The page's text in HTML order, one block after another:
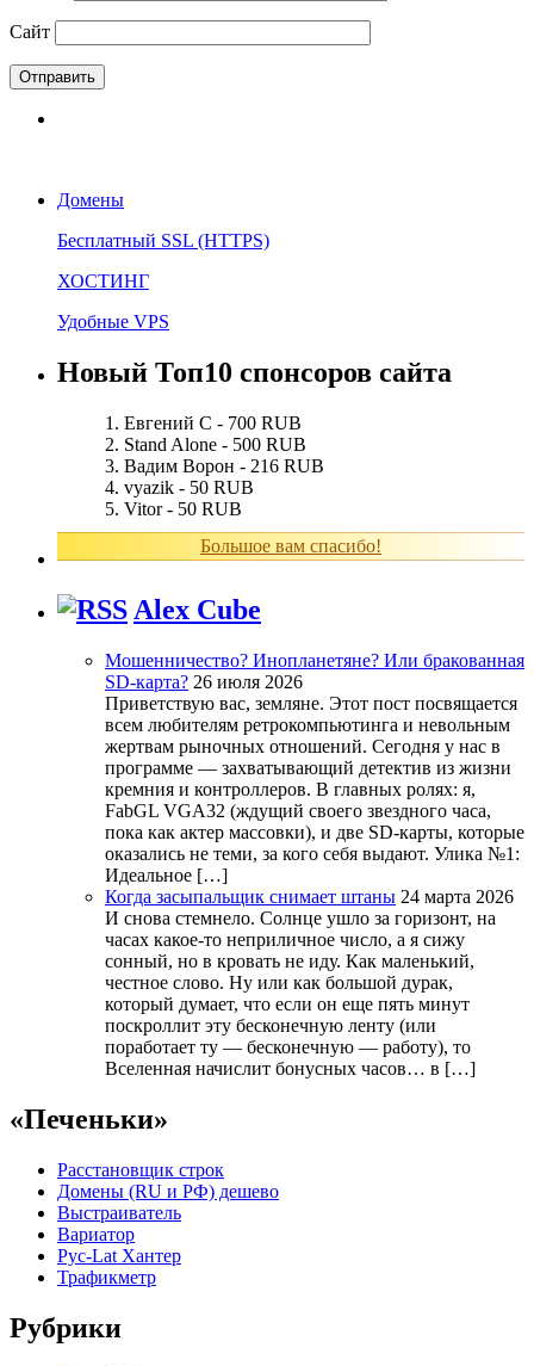
Сайт
Домены
Бесплатный SSL (HTTPS)
ХОСТИНГ
Удобные VPS
Новый Топ10 спонсоров сайта
Евгений С - 700 RUB
Stand Alone - 500 RUB
Вадим Ворон - 216 RUB
vyazik - 50 RUB
Vitor - 50 RUB
Большое вам спасибо!
Alex Cube
Мошенничество? Инопланетяне? Или бракованная
SD-карта? 26 июля 2026
Приветствую вас, земляне. Этот пост посвящается
всем любителям ретрокомпьютинга и невольным
жертвам рыночных отношений. Сегодня у нас в
программе — захватывающий детектив из жизни
кремния и контроллеров. В главных ролях: я,
FabGL VGA32 (ждущий своего звездного часа,
пока как актер массовки), и две SD-карты, которые
оказались не теми, за кого себя выдают. Улика №1:
Идеальное […]
Когда засыпальщик снимает штаны 24 марта 2026
И снова стемнело. Солнце ушло за горизонт, на
часах какое-то неприличное число, а я сижу
сонный, но в кровать не иду. Как маленький,
честное слово. Ну или как большой дурак,
который думает, что если он еще пять минут
поскроллит эту бесконечную ленту (или
поработает ту — бесконечную — работу), то
Вселенная начислит бонусных часов… в […]
«Печеньки»
Расстановщик строк
Домены (RU и РФ) дешево
Выстраиватель
Вариатор
Рус-Lat Хантер
Трафикметр
Рубрики